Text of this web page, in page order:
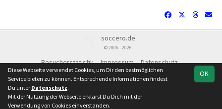
Team Verbandsliga
soccero.de
© 2006 - 2026
Besucherstatistik Impressum
Datenschutz
OK
Diese Webseite verwendet Cookies, um Dir den bestmöglichen
Service bieten zu können. Entsprechende Informationen findest
Du unter Datenschutz.
Mit der Nutzung der Webseite erklärst Du Dich mit der
Verwendung von Cookies einverstanden.